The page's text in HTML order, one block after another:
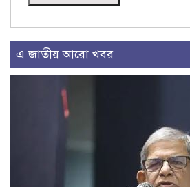
এ জাতীয় আরো খবর